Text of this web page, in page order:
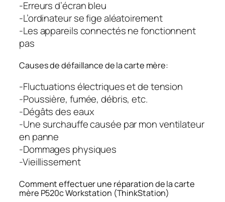
-Erreurs d’écran bleu
-L’ordinateur se fige aléatoirement
-Les appareils connectés ne fonctionnent
pas
Causes de défaillance de la carte mère:
-Fluctuations électriques et de tension
-Poussière, fumée, débris, etc.
-Dégâts des eaux
-Une surchauffe causée par mon ventilateur
en panne
-Dommages physiques
-Vieillissement
Comment effectuer une réparation de la carte
mère P520c Workstation (ThinkStation)